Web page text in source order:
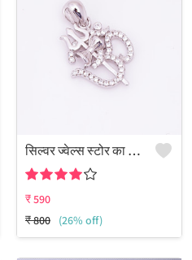
सिल्वर ज्वेल्स स्टोर का ओम पेंडेंट, 925 स्टर्लिंग सिल्वर में।
₹590
₹800 (26% off)